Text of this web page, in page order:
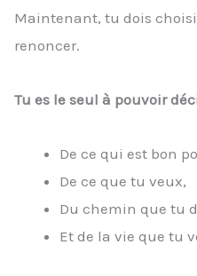
Maintenant, tu dois
renoncer.
Tu es le seul à pouvoir
De ce qui est bon
De ce que tu veux,
Du chemin que tu
Et de la vie que tu